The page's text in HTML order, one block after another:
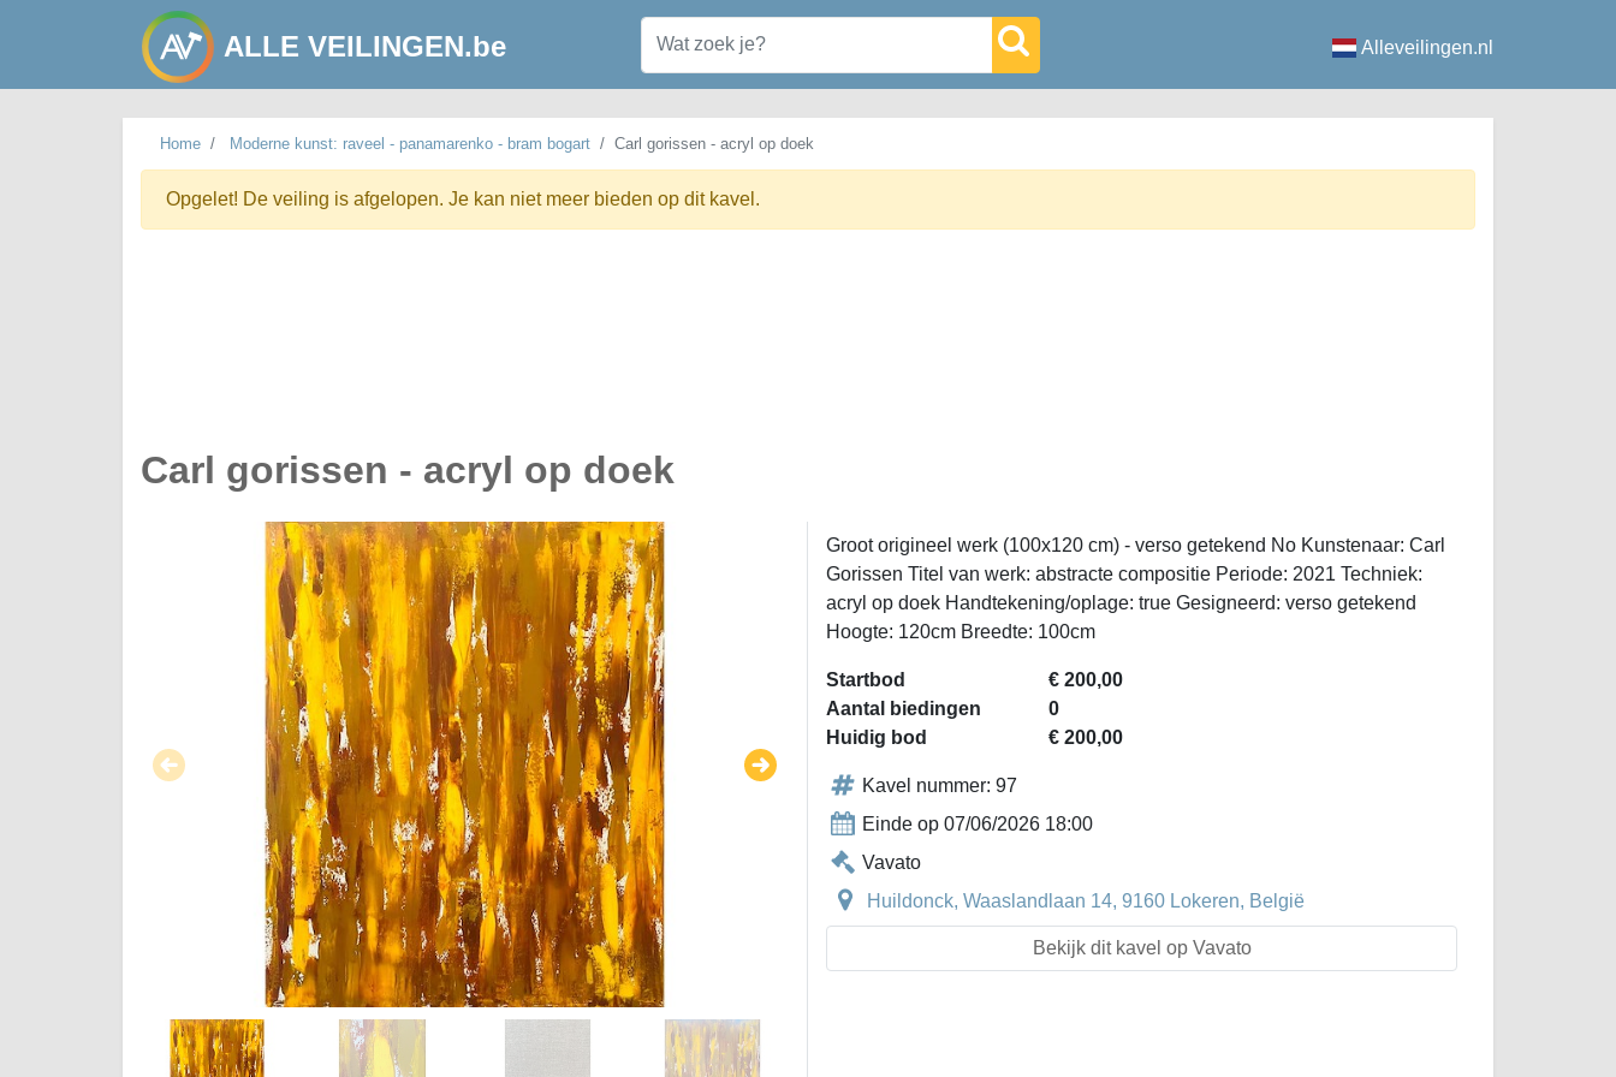
ALLE VEILINGEN.be Alleveilingen.nl
Home Moderne kunst: raveel - panamarenko - bram bogart Carl gorissen - acryl op doek
Opgelet! De veiling is afgelopen. Je kan niet meer bieden op dit kavel.
Carl gorissen - acryl op doek
Groot origineel werk (100x120 cm) - verso getekend No Kunstenaar: Carl
Gorissen Titel van werk: abstracte compositie Periode: 2021 Techniek:
acryl op doek Handtekening/oplage: true Gesigneerd: verso getekend
Hoogte: 120cm Breedte: 100cm
Startbod
€ 200,00
Aantal biedingen
0
Huidig bod
€ 200,00
Kavel nummer: 97
Einde op 07/06/2026 18:00
Vavato
Huildonck, Waaslandlaan 14, 9160 Lokeren, België
Bekijk dit kavel op Vavato